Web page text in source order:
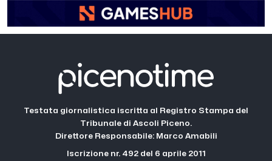
Testata giornalistica iscritta al Registro Stampa del
Tribunale di Ascoli Piceno.
Direttore Responsabile: Marco Amabili
Iscrizione nr. 492 del 6 aprile 2011